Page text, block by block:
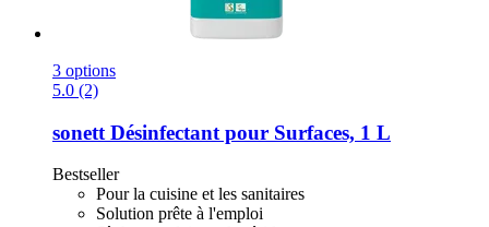
3 options
5.0 (2)
sonett Désinfectant pour Surfaces, 1 L
Bestseller
Pour la cuisine et les sanitaires
Solution prête à l'emploi